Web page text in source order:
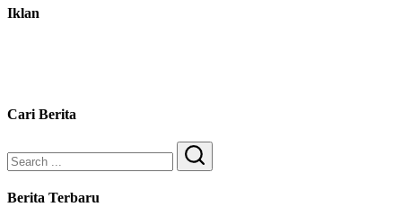
Iklan
Cari Berita
Search
Berita Terbaru